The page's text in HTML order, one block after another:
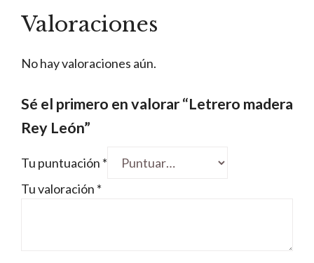
Valoraciones
No hay valoraciones aún.
Sé el primero en valorar “Letrero madera
Rey León”
Tu puntuación *
Tu valoración *